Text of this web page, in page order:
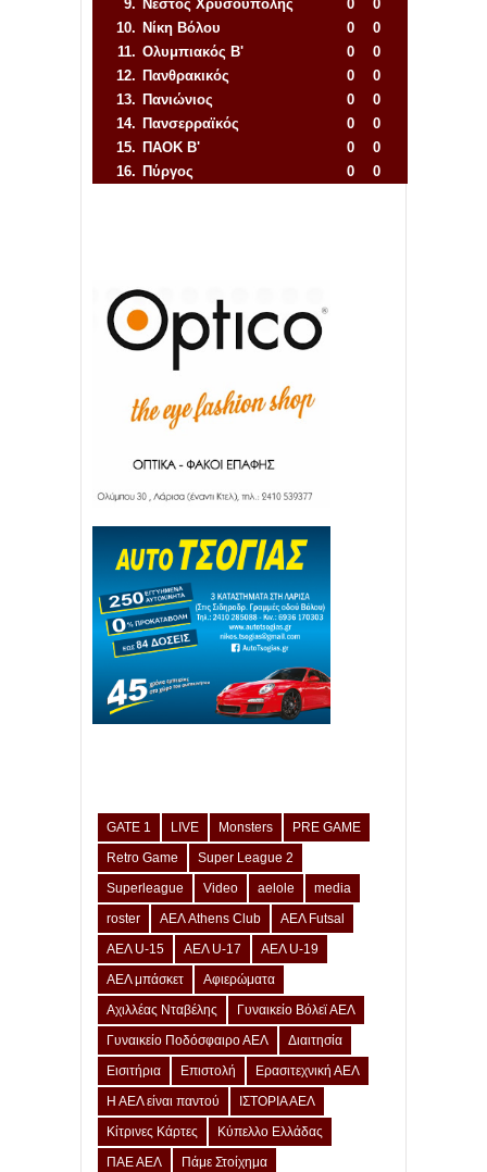
9. Νέστος Χρυσούπολης 0
0
10. Νίκη Βόλου 0
0
11. Ολυμπιακός Β' 0
0
12. Πανθρακικός 0
0
13. Πανιώνιος 0
0
14. Πανσερραϊκός 0
0
15. ΠΑΟΚ Β' 0
0
16. Πύργος 0
0
GATE 1 LIVE Monsters
PRE GAME
Retro Game
Super League 2
Superleague
Video aelole
media
roster
ΑΕΛ Athens Club
ΑΕΛ Futsal
ΑΕΛ U-15
ΑΕΛ U-17
ΑΕΛ U-19
ΑΕΛ μπάσκετ
Αφιερώματα
Αχιλλέας Νταβέλης
Γυναικείο Βόλεϊ ΑΕΛ
Γυναικείο Ποδόσφαιρο ΑΕΛ
Διαιτησία
Εισιτήρια
Επιστολή
Ερασιτεχνική ΑΕΛ
Η ΑΕΛ είναι παντού
ΙΣΤΟΡΙΑ ΑΕΛ
Κίτρινες Κάρτες
Κύπελλο Ελλάδας
ΠΑΕ ΑΕΛ
Πάμε Στοίχημα